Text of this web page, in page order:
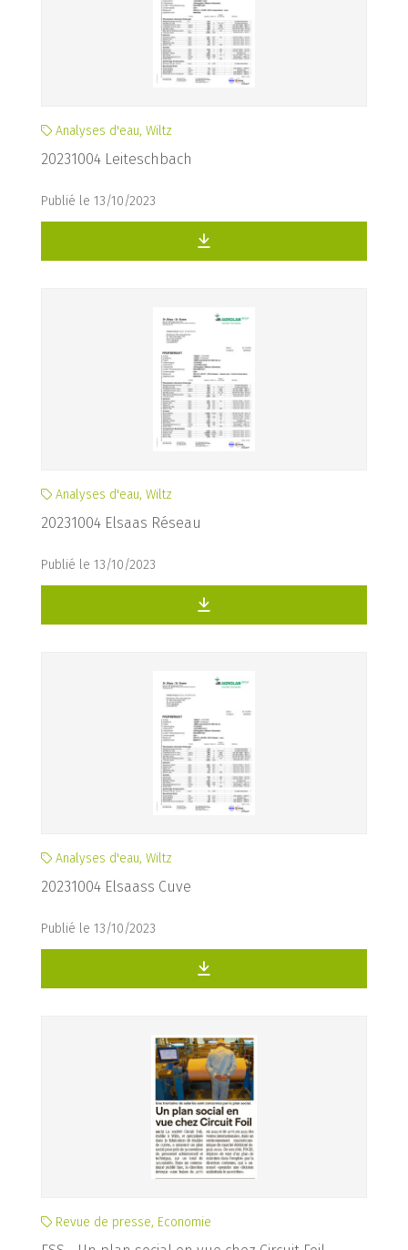
Analyses d'eau, Wiltz
20231004 Leiteschbach
Publié le 13/10/2023
Analyses d'eau, Wiltz
20231004 Elsaas Réseau
Publié le 13/10/2023
Analyses d'eau, Wiltz
20231004 Elsaass Cuve
Publié le 13/10/2023
Revue de presse, Economie